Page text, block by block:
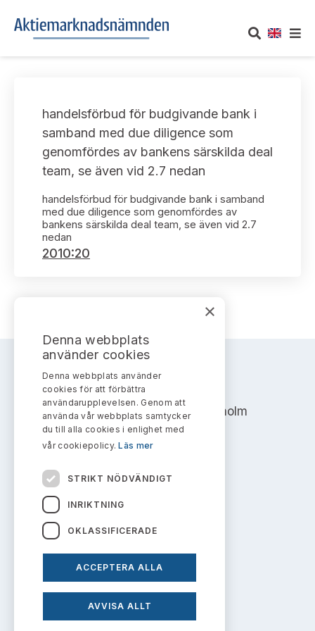
Om oss
Vårt uppdrag
Arbetssätt och jävsfrågor
Stadgar
Ledamöter
Verksamhetsberättelser
Publikationer och anföranden
UTTALANDEN
Om nämndens uttalanden
Framställningar och konsultation
Uttalanden sorterade efter publiceringsdatum
Sök uttalanden
Avgifter
Prenumerera
TAKEOVER-REGLER
Takeover-regler för reglerade marknader och vissa
handelsplattformar
AKTUELLT
Nyheter och pressmeddelanden
KONTAKT
handelsförbud för budgivande bank i
samband med due diligence som
genomfördes av bankens särskilda deal
team, se även vid 2.7 nedan
handelsförbud för budgivande bank i samband
med due diligence som genomfördes av
bankens särskilda deal team, se även vid 2.7
nedan
2010:20
AKTIEMARKNADSNÄMNDEN
Address: Box 7354, 103 90 Stockholm
info@aktiemarknadsnamnden.se
Om innehållet
Om webbplatsen
×
Denna webbplats
använder cookies
Denna webbplats använder
cookies för att förbättra
användarupplevelsen. Genom att
använda vår webbplats samtycker
du till alla cookies i enlighet med
vår cookiepolicy.Läs mer
STRIKT NÖDVÄNDIGT
INRIKTNING
OKLASSIFICERADE
ACCEPTERA ALLA
AVVISA ALLT